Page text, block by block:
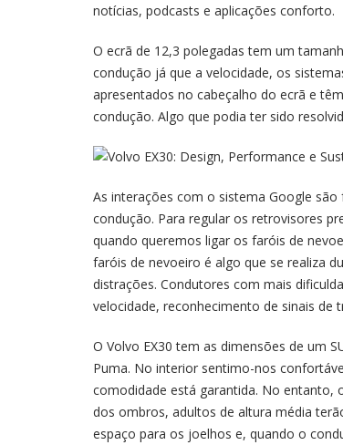
notícias, podcasts e aplicações conforto.
O ecrã de 12,3 polegadas tem um
condução já que a velocidade, os
apresentados no cabeçalho do ecrã e
condução. Algo que podia ter sido
As interações com o sistema Google
condução. Para regular os retrovisores
quando queremos ligar os faróis de
faróis de nevoeiro é algo que se realiza
distrações. Condutores com mais
velocidade, reconhecimento de sinais de
O Volvo EX30 tem as dimensões de um
Puma. No interior sentimo-nos
comodidade está garantida. No entanto,
dos ombros, adultos de altura média
espaço para os joelhos e, quando o